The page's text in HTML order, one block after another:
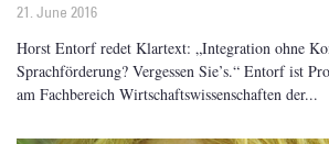
21. June 2016
Horst Entorf redet Klartext: „Integration ohne
Sprachförderung? Vergessen Sie’s.“ Entorf ist
am Fachbereich Wirtschaftswissenschaften der